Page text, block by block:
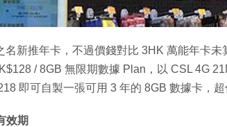
名新推年卡，不過價錢對比 3HK 萬能年卡
/ 8GB 無限期數據 Plan，以 CSL 4G
即可自製一張可用 3 年的 8GB 數據卡，
效期